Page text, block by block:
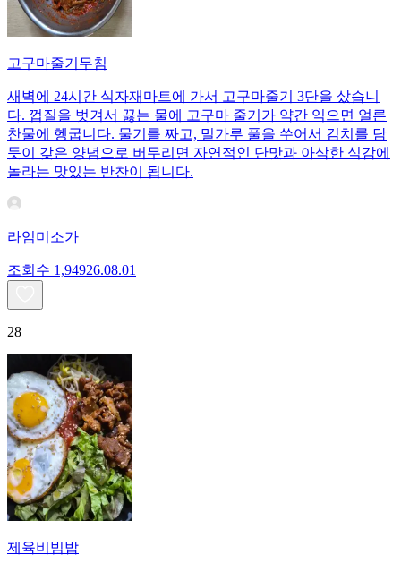
고구마줄기무침
새벽에 24시간 식자재마트에 가서 고구마줄기 3단을 샀습니
다. 껍질을 벗겨서 끓는 물에 고구마 줄기가 약간 익으면 얼른
찬물에 헹굽니다. 물기를 짜고, 밀가루 풀을 쑤어서 김치를 담
듯이 갖은 양념으로 버무리면 자연적인 단맛과 아삭한 식감에
놀라는 맛있는 반찬이 됩니다.
라임미소가
조회수 1,94926.08.01
28
제육비빔밥